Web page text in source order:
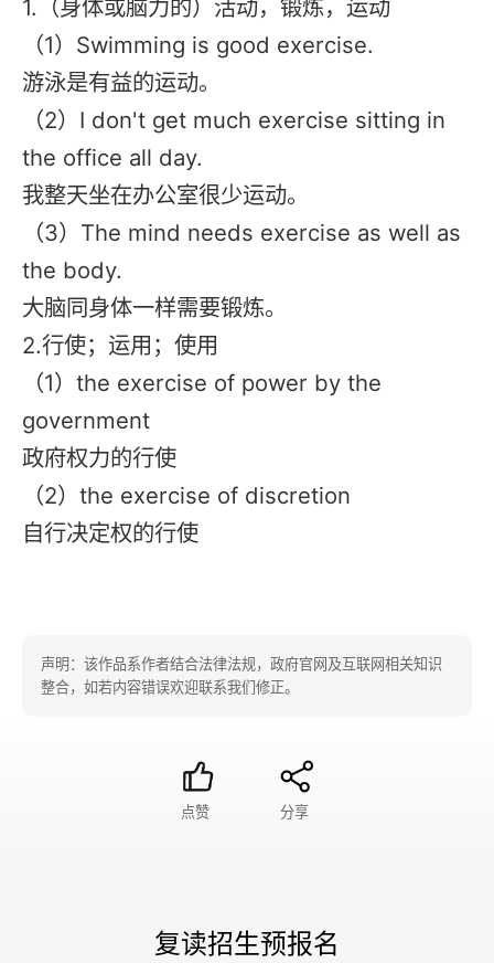
1.（身体或脑力的）活动，锻炼，运动
（1）Swimming is good exercise.
游泳是有益的运动。
（2）I don't get much exercise sitting in
the office all day.
我整天坐在办公室很少运动。
（3）The mind needs exercise as well as
the body.
大脑同身体一样需要锻炼。
2.行使；运用；使用
（1）the exercise of power by the
government
政府权力的行使
（2）the exercise of discretion
自行决定权的行使
声明：该作品系作者结合法律法规，政府官网及互联网相关知识
整合，如若内容错误欢迎联系我们修正。
点赞 分享
复读招生预报名